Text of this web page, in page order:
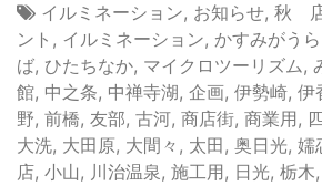
イルミネーション, お知らせ, 秋
ント , イルミネーション, かすみがうら
ば, ひたちなか, マイクロツーリズム,
館, 中之条, 中禅寺湖, 企画, 伊勢崎, 伊
野, 前橋, 友部, 古河, 商店街, 商業用,
大洗, 大田原, 大間々 , 太田, 奥日光, 嬬
店, 小山, 川治温泉, 施工用, 日光, 栃木,